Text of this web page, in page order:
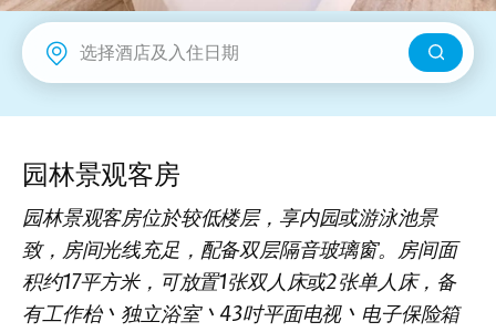
富豪九龙酒店
新界
丽豪酒店
富豪机场酒店
园林景观客房
园林景观客房位於较低楼层，享内园或游泳池景
致，房间光线充足，配备双层隔音玻璃窗。房间面
积约17平方米，可放置1张双人床或2张单人床，备
有工作枱丶独立浴室丶43吋平面电视丶电子保险箱